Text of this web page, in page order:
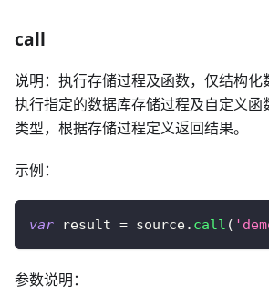
call
说明：执行存储过程及函数，仅结构化
执行指定的数据库存储过程及自定义函
类型，根据存储过程定义返回结果。
示例：
var result = source. call (
参数说明：